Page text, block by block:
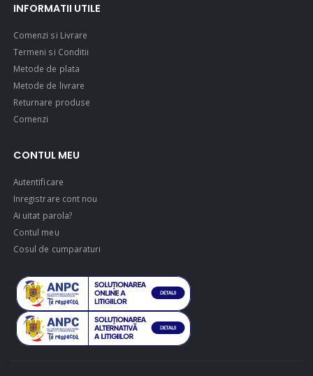
INFORMATII UTILE
Comenzi si Livrare
Termeni si Conditii
Metode de plata
Metode de livrare
Returnare produse
Comenzi
CONTUL MEU
Autentificare
Inregistrare cont nou
Ai uitat parola?
Contul meu
Cosul de cumparaturi